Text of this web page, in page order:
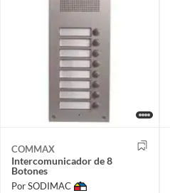
COMMAX
Intercomunicador de 8
Botones
Por SODIMAC